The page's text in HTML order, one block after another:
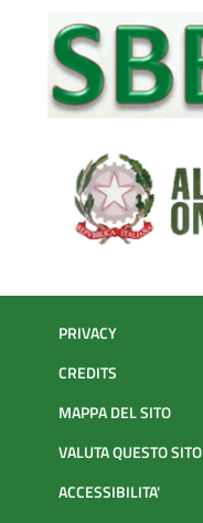
PRIVACY
CREDITS
MAPPA DEL SITO
VALUTA QUESTO SITO
ACCESSIBILITA'